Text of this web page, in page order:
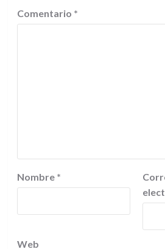
Comentario *
Nombre *
Web